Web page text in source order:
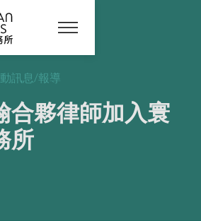
訊息/報導
合夥律師加入寰
所